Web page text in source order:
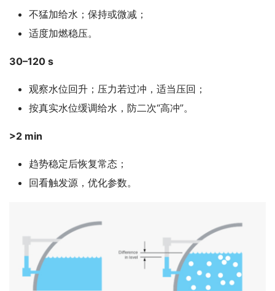
不猛加给水；保持或微减；
适度加燃稳压。
30–120 s
观察水位回升；压力若过冲，适当压回；
按真实水位缓调给水，防二次“高冲”。
>2 min
趋势稳定后恢复常态；
回看触发源，优化参数。